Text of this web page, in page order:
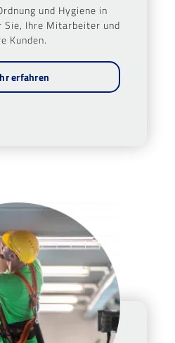
und Hygiene in
Sie, Ihre Mitarbeiter und
Kunden.
erfahren